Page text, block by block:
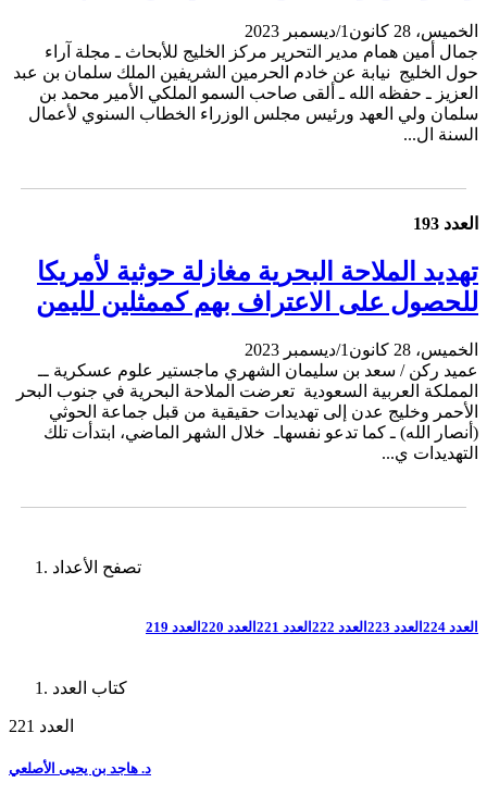
الخميس، 28 كانون1/ديسمبر 2023
جمال أمين همام مدير التحرير مركز الخليج للأبحاث ـ مجلة آراء
حول الخليج نيابة عن خادم الحرمين الشريفين الملك سلمان بن عبد
العزيز ـ حفظه الله ـ ألقى صاحب السمو الملكي الأمير محمد بن
سلمان ولي العهد ورئيس مجلس الوزراء الخطاب السنوي لأعمال
السنة ال...
العدد 193
تهديد الملاحة البحرية مغازلة حوثية لأمريكا
للحصول على الاعتراف بهم كممثلين لليمن
الخميس، 28 كانون1/ديسمبر 2023
عميد ركن / سعد بن سليمان الشهري ماجستير علوم عسكرية ــ
المملكة العربية السعودية تعرضت الملاحة البحرية في جنوب البحر
الأحمر وخليج عدن إلى تهديدات حقيقية من قبل جماعة الحوثي
(أنصار الله) ـ كما تدعو نفسهاـ خلال الشهر الماضي، ابتدأت تلك
التهديدات ي...
تصفح الأعداد
العدد 224 العدد 223 العدد 222 العدد 221 العدد 220 العدد 219
كتاب العدد
العدد 221
د. هاجد بن يحيى الأصلعي